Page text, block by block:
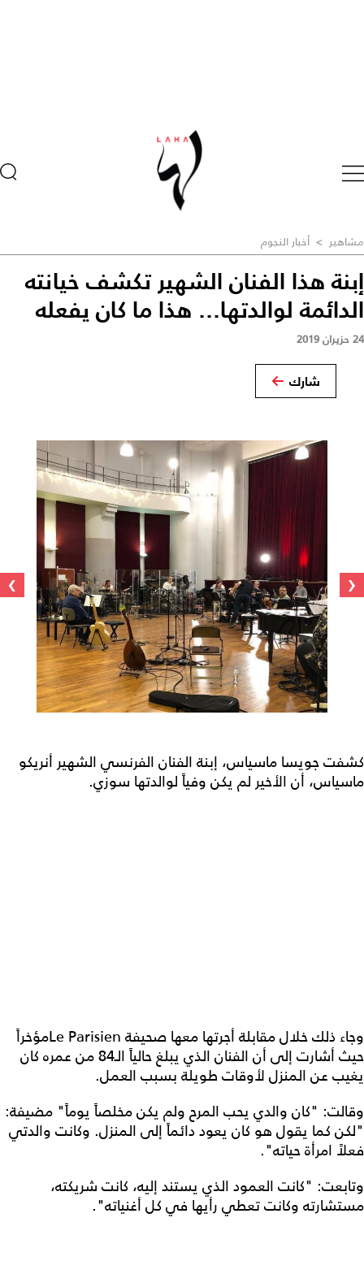
مشاهير > أخبار النجوم
إبنة هذا الفنان الشهير تكشف خيانته
الدائمة لوالدتها... هذا ما كان يفعله
24 حزيران 2019
شارك
‹
›
كشفت جويسا ماسياس، إبنة الفنان الفرنسي الشهير أنريكو
ماسياس، أن الأخير لم يكن وفياً لوالدتها سوزي.
وجاء ذلك خلال مقابلة أجرتها معها صحيفة Le Parisienمؤخراً
حيث أشارت إلى أن الفنان الذي يبلغ حالياً الـ84 من عمره كان
يغيب عن المنزل لأوقات طويلة بسبب العمل.
وقالت: "كان والدي يحب المرح ولم يكن مخلصاً يوماً" مضيفة:
"لكن كما يقول هو كان يعود دائماً إلى المنزل. وكانت والدتي
فعلاً امرأة حياته".
وتابعت: "كانت العمود الذي يستند إليه، كانت شريكته،
مستشارته وكانت تعطي رأيها في كل أغنياته".